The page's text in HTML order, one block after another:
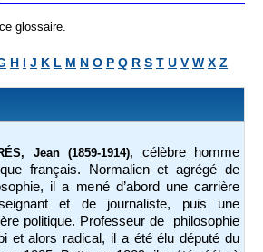
glossaire.
H I J K L M N O P Q R S T U V W X Z
Jean (1859-1914),
célèbre homme
français. Normalien et agrégé de
il a mené d’abord une carrière
et de journaliste, puis une
politique. Professeur de philosophie
et alors radical, il a été élu député du